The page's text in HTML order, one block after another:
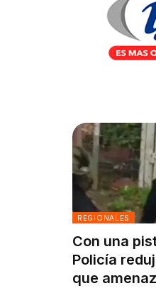
REGIONALES
Con una
Policía
que